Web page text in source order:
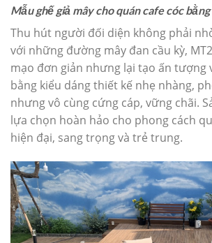
Mẫu ghế giả mây cho quán cafe cóc
Thu hút người đối diện không phải
với những đường mây đan cầu kỳ,
mạo đơn giản nhưng lại tạo ấn tượng
bằng kiểu dáng thiết kế nhẹ nhàng,
nhưng vô cùng cứng cáp, vững chãi.
lựa chọn hoàn hảo cho phong cách
hiện đại, sang trọng và trẻ trung.